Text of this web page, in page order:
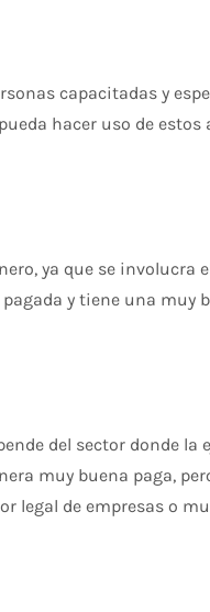
capacitadas y
hacer uso de estos
ya que se involucra
y tiene una muy
del sector donde la
muy buena paga,
legal de empresas o